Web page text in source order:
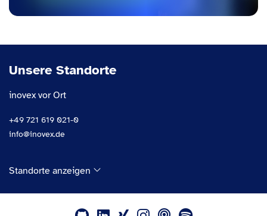
Unsere Standorte
inovex vor Ort
+49 721 619 021-0
info@inovex.de
Standorte anzeigen